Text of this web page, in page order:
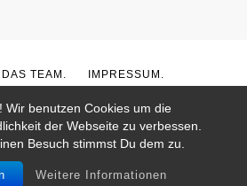
Wir benutzen Cookies um die
der Webseite zu verbessen.
Besuch stimmst Du dem zu.
Weitere Informationen
LAUTundHELL.de. Alle Rechte
Pin | Entwickelt vonBlossom Themes
WordPress
DAS TEAM.
IMPRESSUM.